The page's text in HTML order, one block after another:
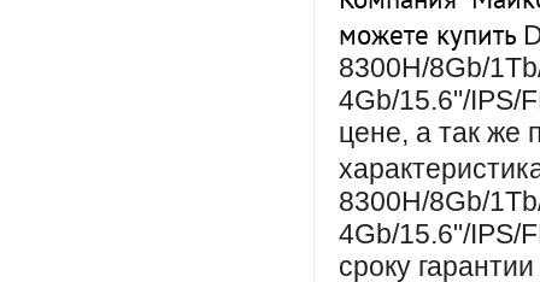
можете купить
8300H/8Gb/
4Gb/15.6"/IPS/
цене, а так же
8300H/8Gb/
4Gb/15.6"/IPS/
сроку